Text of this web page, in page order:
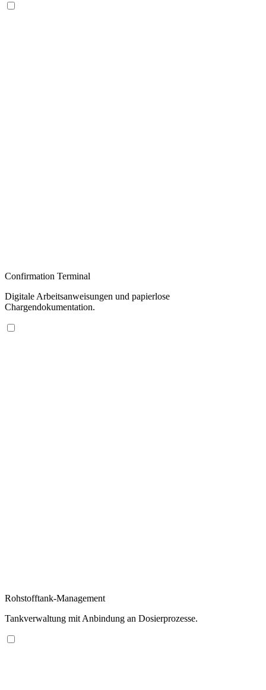
Confirmation Terminal
Digitale Arbeitsanweisungen und papierlose
Chargendokumentation.
Rohstofftank-Management
Tankverwaltung mit Anbindung an Dosierprozesse.